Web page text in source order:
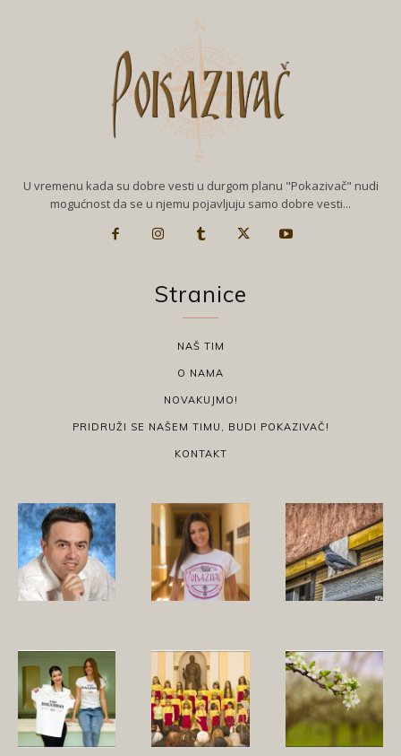
U vremenu kada su dobre vesti u durgom planu "Pokazivač" nudi
mogućnost da se u njemu pojavljuju samo dobre vesti...
Stranice
NAŠ TIM
O NAMA
NOVAKUJMO!
PRIDRUŽI SE NAŠEM TIMU, BUDI POKAZIVAČ!
KONTAKT